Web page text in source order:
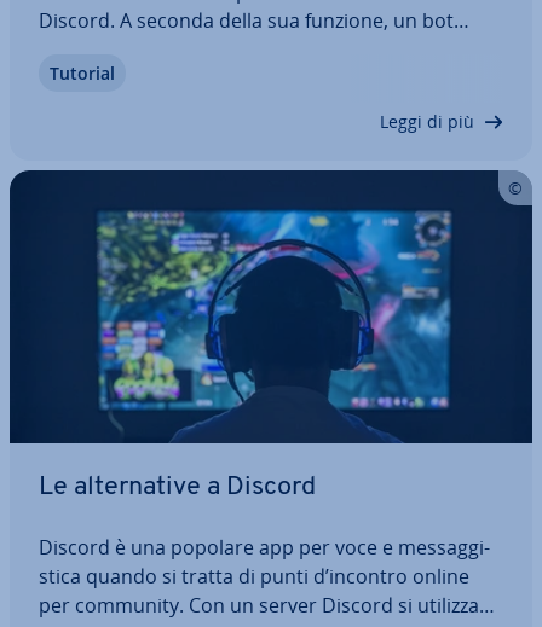
Discord. A seconda della sua funzione, un bot
au­to­ma­ti­ci, salutare gli amici o rac­co­glie­re dati.
Tutorial
Leggi di più
Le al­ter­na­ti­ve a Discord
Discord è una popolare app per voce e mes­sag­gi­
sti­ca quando si tratta di punti d’incontro online
per community. Con un server Discord si uti­liz­za­no